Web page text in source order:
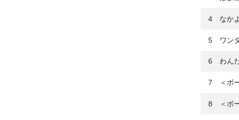
4 なかよ
5 ワンダ
6 わんだ
7 ＜ボー
8 ＜ボー